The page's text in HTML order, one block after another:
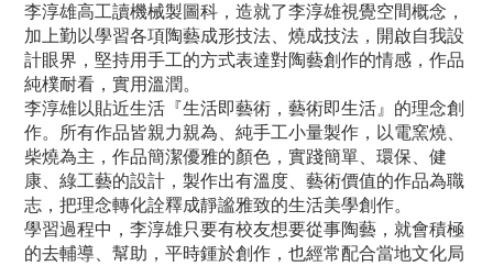
李淳雄高工讀機械製圖科，造就了李淳雄視覺空間概念，
加上勤以學習各項陶藝成形技法、燒成技法，開啟自我設
計眼界，堅持用手工的方式表達對陶藝創作的情感，作品
純樸耐看，實用溫潤。
李淳雄以貼近生活『生活即藝術，藝術即生活』的理念創
作。所有作品皆親力親為、純手工小量製作，以電窯燒、
柴燒為主，作品簡潔優雅的顏色，實踐簡單、環保、健
康、綠工藝的設計，製作出有溫度、藝術價值的作品為職
志，把理念轉化詮釋成靜謐雅致的生活美學創作。
學習過程中，李淳雄只要有校友想要從事陶藝，就會積極
的去輔導、幫助，平時鍾於創作，也經常配合當地文化局